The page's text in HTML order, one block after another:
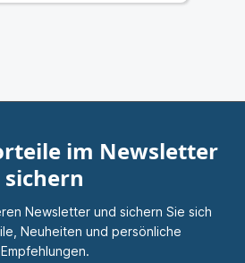
im Newsletter
sichern
Newsletter und sichern Sie sich
Neuheiten und persönliche
Empfehlungen.